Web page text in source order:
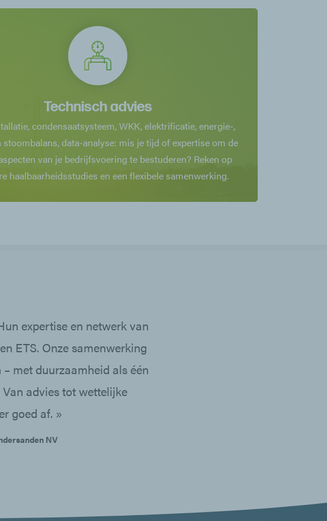
Technisch advies
condensaatsysteem, WKK, elektrificatie, energie-,
stoombalans, data-analyse: mis je tijd of expertise om de
van je bedrijfsvoering te bestuderen? Reken op
haalbaarheidsstudies en een flexibele samenwerking.
expertise en netwerk van
ETS. Onze samenwerking
met duurzaamheid als één
advies tot wettelijke
goed af. »
NV